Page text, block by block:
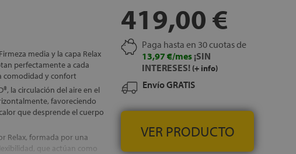
media y la capa Relax
perfectamente a cada
comodidad y confort
la circulación del aire en el
favoreciendo
que desprende el cuerpo
Relax, formada por una
que actúan como
419,00 €
Paga hasta en 30 cuotas de
13,97 €/mes ¡SIN
INTERESES! (+ info)
Envío GRATIS
VER PRODUCTO